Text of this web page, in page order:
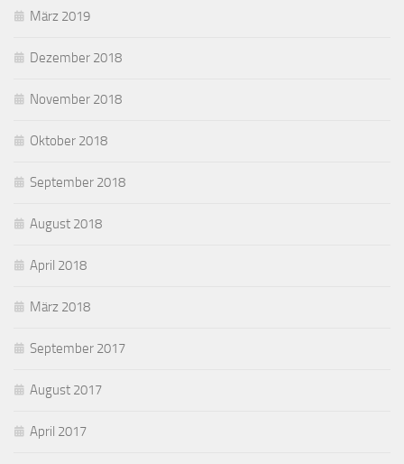
März 2019
Dezember 2018
November 2018
Oktober 2018
September 2018
August 2018
April 2018
März 2018
September 2017
August 2017
April 2017